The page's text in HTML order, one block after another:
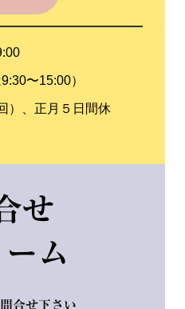
〜15:00）
）、正月５日間休
せ
ム
合せ下さい